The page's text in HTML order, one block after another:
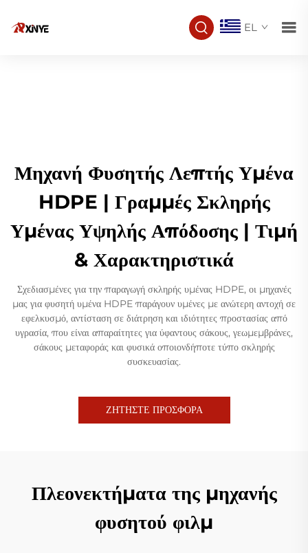
EL
Μηχανή Φυσητής Λεπτής Υμένα
HDPE | Γραμμές Σκληρής
Υμένας Υψηλής Απόδοσης | Τιμή
& Χαρακτηριστικά
Σχεδιασμένες για την παραγωγή σκληρής υμένας HDPE, οι μηχανές
μας για φυσητή υμένα HDPE παράγουν υμένες με ανώτερη αντοχή σε
εφελκυσμό, αντίσταση σε διάτρηση και ιδιότητες προστασίας από
υγρασία, που είναι απαραίτητες για ύφαντους σάκους, γεωμεμβράνες,
σάκους μεταφοράς και φυσικά οποιονδήποτε τύπο σκληρής
συσκευασίας.
ΖΗΤΗΣΤΕ ΠΡΟΣΦΟΡΑ
Πλεονεκτήματα της μηχανής
φυσητού φιλμ